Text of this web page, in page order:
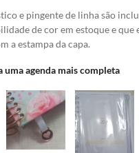
e pingente de linha são
de cor em estoque e que
a estampa da capa.
uma agenda mais completa